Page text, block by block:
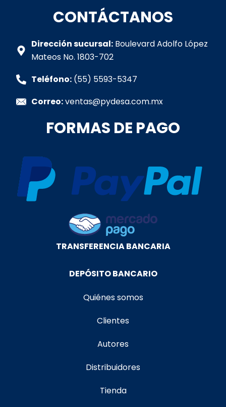
p
p
e
b
o
k
-
t
a
r
k
e
i
e
CONTÁCTANOS
Dirección sucursal: Boulevard Adolfo López
Mateos No. 1803-702
Teléfono: (55) 5593-5347
Correo:ventas@pydesa.com.mx
FORMAS DE PAGO
TRANSFERENCIA BANCARIA
DEPÓSITO BANCARIO
Quiénes somos
Clientes
Autores
Distribuidores
Tienda